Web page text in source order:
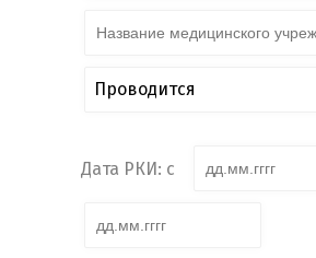
Проводится
Дата РКИ: с